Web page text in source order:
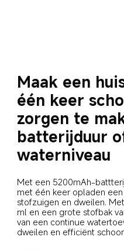
Maak een
één keer
zorgen te
batterijduur
waterniveau
Met een 5200mAh-
met één keer opladen
stofzuigen en dweilen.
ml en een grote stofbak
van een continue
dweilen en efficiënt